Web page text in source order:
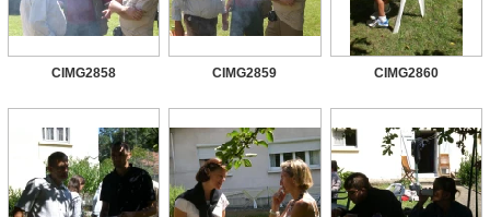
CIMG2858 CIMG2859 CIMG2860